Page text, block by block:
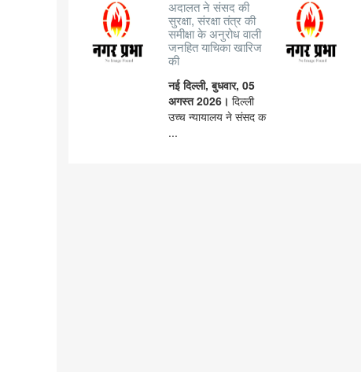
अदालत ने संसद की
सुरक्षा, संरक्षा तंत्र की
समीक्षा के अनुरोध वाली
जनहित याचिका खारिज
की
नई दिल्ली, बुधवार, 05
अगस्त 2026। दिल्ली
उच्च न्यायालय ने संसद क
...